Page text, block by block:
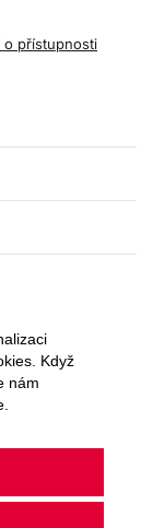
o přístupnosti
Když
nám